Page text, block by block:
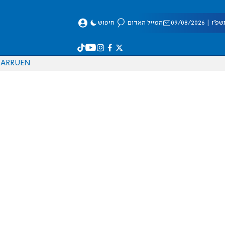
08/2026 המייל האדום חיפוש
EN
RU
AR